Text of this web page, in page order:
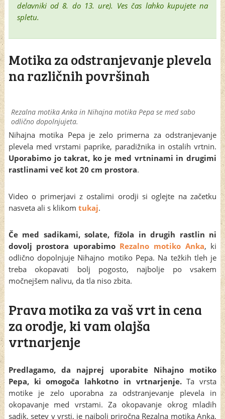
delavniki od 8. do 13. ure). Ves čas lahko kupujete na
spletu.
Motika za odstranjevanje plevela
na različnih površinah
Rezalna motika Anka in Nihajna motika Pepa se med sabo
odlično dopolnjujeta.
Nihajna motika Pepa je zelo primerna za odstranjevanje
plevela med vrstami paprike, paradižnika in ostalih vrtnin.
Uporabimo jo takrat, ko je med vrtninami in drugimi
rastlinami več kot 20 cm prostora.
Video o primerjavi z ostalimi orodji si oglejte na začetku
nasveta ali s klikom tukaj.
Če med sadikami, solate, fižola in drugih rastlin ni
dovolj prostora uporabimo Rezalno motiko Anka, ki
odlično dopolnjuje Nihajno motiko Pepa. Na težkih tleh je
treba okopavati bolj pogosto, najbolje po vsakem
močnejšem nalivu, da tla niso zbita.
Prava motika za vaš vrt in cena
za orodje, ki vam olajša
vrtnarjenje
Predlagamo, da najprej uporabite Nihajno motiko
Pepa, ki omogoča lahkotno in vrtnarjenje.Ta vrsta
motike je zelo uporabna za odstranjevanje plevela in
okopavanje med vrstami. Za okopavanje okrog mladih
sadik, setev v vrsti, je najbolj priročna Rezalna motika Anka,